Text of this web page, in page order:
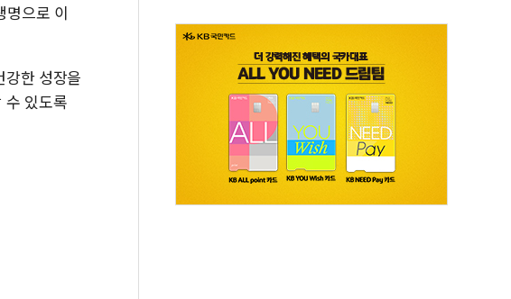
명으로 이
한 성장을
수 있도록